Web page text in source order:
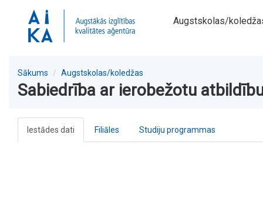
Augstskolas/
Sākums Augstskolas/koledžas
Sabiedrība ar ierobežotu
Iestādes dati Filiāles Studiju programmas